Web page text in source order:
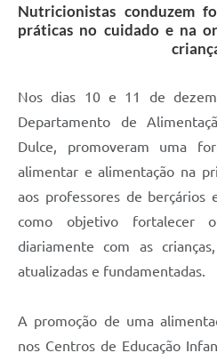
Contas Públicas
Links Úteis
Serviços Online
Nutricionistas conduzem
práticas no cuidado e na
Nos dias 10 e 11 de
Departamento de
Dulce, promoveram uma
alimentar e alimentação na
aos professores de berçários
como objetivo fortalecer
diariamente com as
atualizadas e fundamentadas.
A promoção de uma
nos Centros de Educação